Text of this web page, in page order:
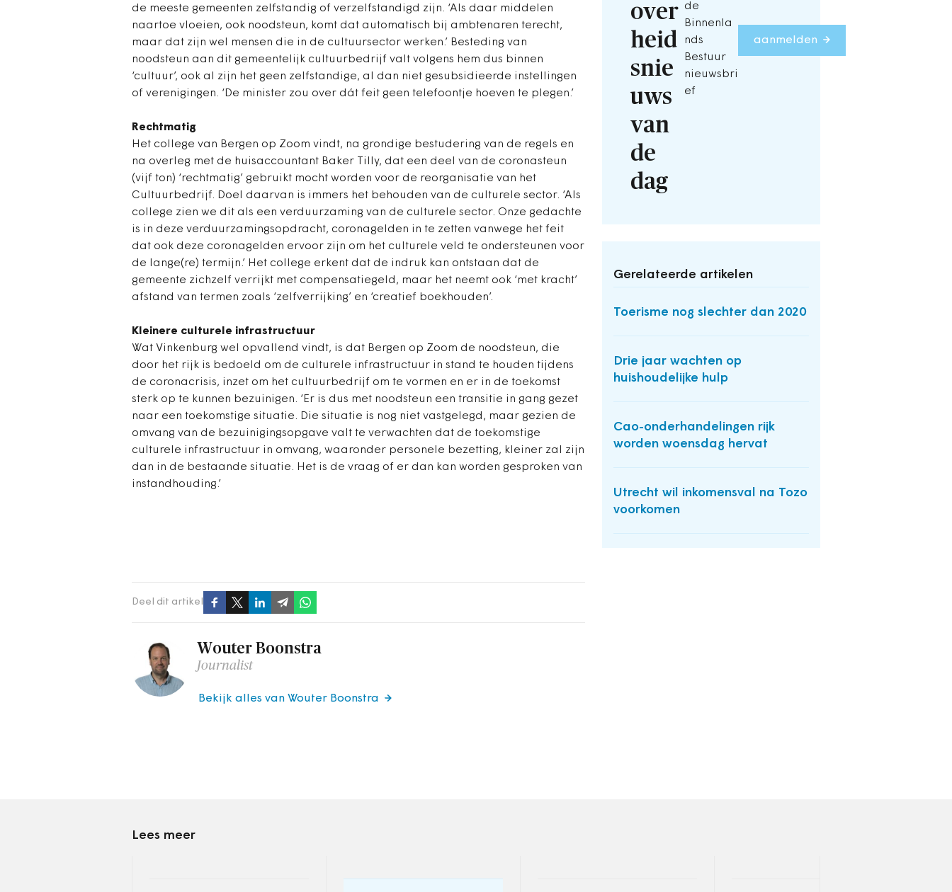
de meeste gemeenten zelfstandig of verzelfstandigd zijn. ‘Als daar middelen
naartoe vloeien, ook noodsteun, komt dat automatisch bij ambtenaren terecht,
maar dat zijn wel mensen die in de cultuursector werken.’ Besteding van
noodsteun aan dit gemeentelijk cultuurbedrijf valt volgens hem dus binnen
‘cultuur’, ook al zijn het geen zelfstandige, al dan niet gesubsidieerde instellingen
of verenigingen. ‘De minister zou over dát feit geen telefoontje hoeven te plegen.’
Rechtmatig
Het college van Bergen op Zoom vindt, na grondige bestudering van de regels en
na overleg met de huisaccountant Baker Tilly, dat een deel van de coronasteun
(vijf ton) ‘rechtmatig’ gebruikt mocht worden voor de reorganisatie van het
Cultuurbedrijf. Doel daarvan is immers het behouden van de culturele sector. ‘Als
college zien we dit als een verduurzaming van de culturele sector. Onze gedachte
is in deze verduurzamingsopdracht, coronagelden in te zetten vanwege het feit
dat ook deze coronagelden ervoor zijn om het culturele veld te ondersteunen voor
de lange(re) termijn.’ Het college erkent dat de indruk kan ontstaan dat de
gemeente zichzelf verrijkt met compensatiegeld, maar het neemt ook ‘met kracht’
afstand van termen zoals ‘zelfverrijking’ en ‘creatief boekhouden’.
Kleinere culturele infrastructuur
Wat Vinkenburg wel opvallend vindt, is dat Bergen op Zoom de noodsteun, die
door het rijk is bedoeld om de culturele infrastructuur in stand te houden tijdens
de coronacrisis, inzet om het cultuurbedrijf om te vormen en er in de toekomst
sterk op te kunnen bezuinigen. ‘Er is dus met noodsteun een transitie in gang gezet
naar een toekomstige situatie. Die situatie is nog niet vastgelegd, maar gezien de
omvang van de bezuinigingsopgave valt te verwachten dat de toekomstige
culturele infrastructuur in omvang, waaronder personele bezetting, kleiner zal zijn
dan in de bestaande situatie. Het is de vraag of er dan kan worden gesproken van
instandhouding.’
over
heid
snie
uws
van
de
dag
de
Binnenla
nds
Bestuur
nieuwsbri
ef
aanmelden
Gerelateerde artikelen
Toerisme nog slechter dan 2020
Drie jaar wachten op
huishoudelijke hulp
Cao-onderhandelingen rijk
worden woensdag hervat
Utrecht wil inkomensval na Tozo
voorkomen
Deel dit artikel
Wouter Boonstra
Journalist
Bekijk alles van Wouter Boonstra
Lees meer